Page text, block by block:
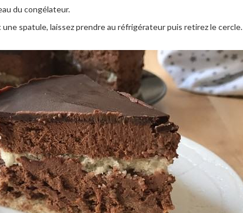
du congélateur.
spatule, laissez prendre au réfrigérateur puis retirez le cercle.